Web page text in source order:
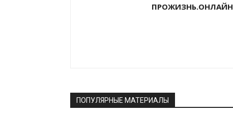
ПРОЖИЗНЬ.ОНЛАЙН
ПОПУЛЯРНЫЕ МАТЕРИАЛЫ